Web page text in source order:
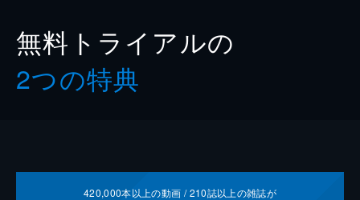
無料トライアルの
2つの特典
420,000本以上の動画 /210誌以上の雑誌が